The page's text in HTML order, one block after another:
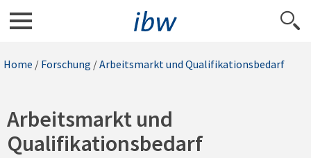
Home / Forschung /Arbeitsmarkt und Qualifikationsbedarf
Arbeitsmarkt und
Qualifikationsbedarf